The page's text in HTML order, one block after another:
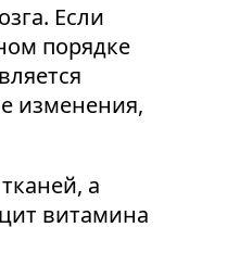
Если
порядке
изменения,
а
витамина